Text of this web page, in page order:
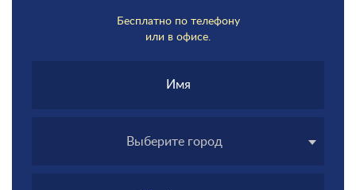
Бесплатно по телефону
или в офисе.
Выберите город